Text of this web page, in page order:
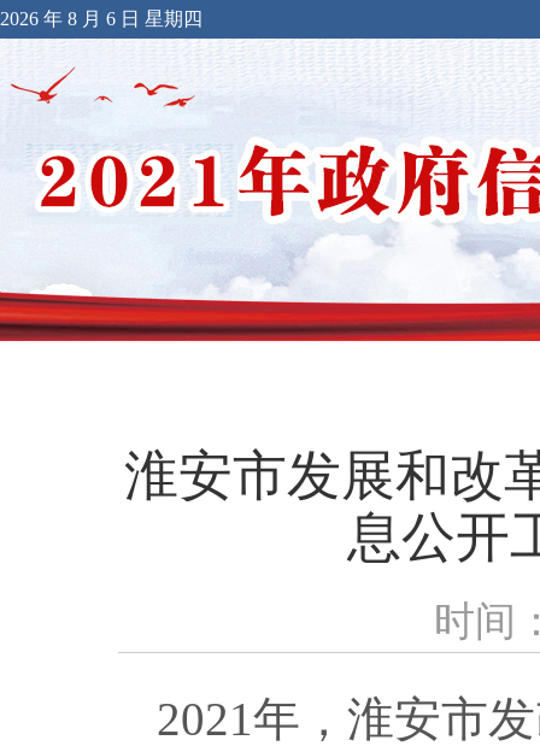
2026 年 8 月 6 日 星期四
淮安市发展和改
息公开
时间
2021年，淮安市